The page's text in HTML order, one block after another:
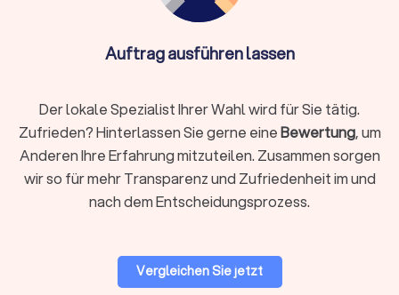
abgerechnet (meist60–75 € pro Stunde).
Trockenbau vs. Massivbau – Kurzvergleich
Trockenbau Massivbau
Längere
Flexibel und leicht änderbar
Weniger
flexibel
Auftrag ausführen lassen
Der lokale Spezialist Ihrer Wahl wird für Sie tätig.
Zufrieden? Hinterlassen Sie gerne eineBewertung, um
Anderen Ihre Erfahrung mitzuteilen. Zusammen sorgen
wir so für mehr Transparenz und Zufriedenheit im und
nach dem Entscheidungsprozess.
Vergleichen Sie jetzt